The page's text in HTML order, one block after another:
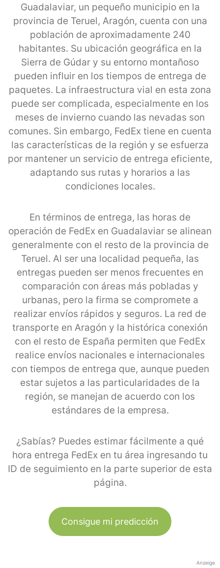
Guadalaviar, un pequeño municipio en la
provincia de Teruel, Aragón, cuenta con una
población de aproximadamente 240
habitantes. Su ubicación geográfica en la
Sierra de Gúdar y su entorno montañoso
pueden influir en los tiempos de entrega de
paquetes. La infraestructura vial en esta zona
puede ser complicada, especialmente en los
meses de invierno cuando las nevadas son
comunes. Sin embargo, FedEx tiene en cuenta
las características de la región y se esfuerza
por mantener un servicio de entrega eficiente,
adaptando sus rutas y horarios a las
condiciones locales.
En términos de entrega, las horas de
operación de FedEx en Guadalaviar se alinean
generalmente con el resto de la provincia de
Teruel. Al ser una localidad pequeña, las
entregas pueden ser menos frecuentes en
comparación con áreas más pobladas y
urbanas, pero la firma se compromete a
realizar envíos rápidos y seguros. La red de
transporte en Aragón y la histórica conexión
con el resto de España permiten que FedEx
realice envíos nacionales e internacionales
con tiempos de entrega que, aunque pueden
estar sujetos a las particularidades de la
región, se manejan de acuerdo con los
estándares de la empresa.
¿Sabías? Puedes estimar fácilmente a qué
hora entrega FedEx en tu área ingresando tu
ID de seguimiento en la parte superior de esta
página.
Consigue mi predicción
Anzeige